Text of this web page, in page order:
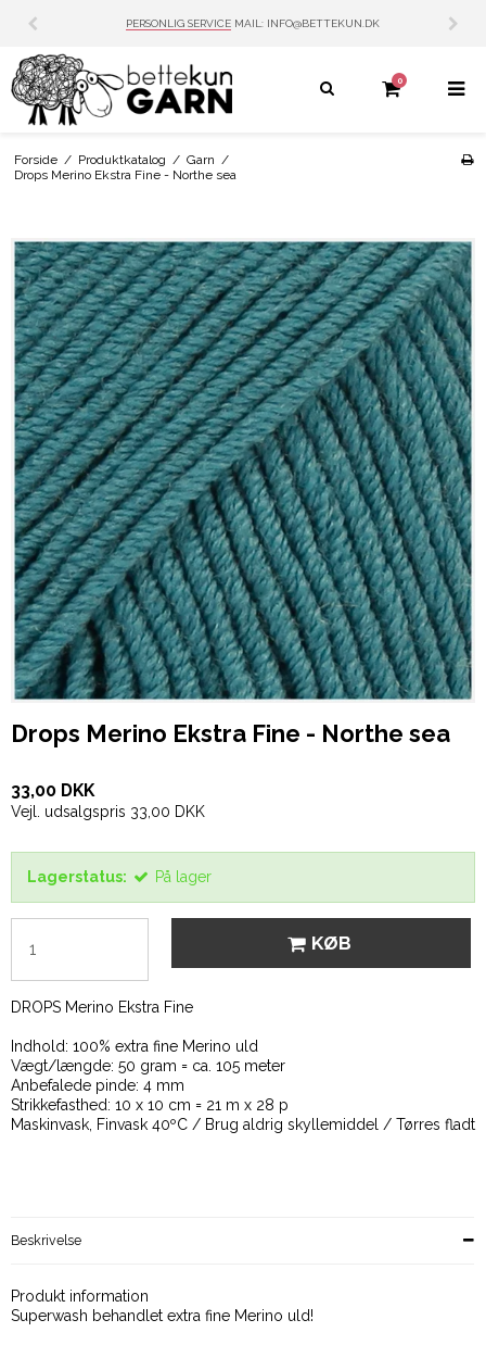
PERSONLIG SERVICE MAIL: INFO@BETTEKUN.DK
0
Forside / Produktkatalog / Garn /
Drops Merino Ekstra Fine - Northe sea
Drops Merino Ekstra Fine - Northe sea
33,00 DKK
Vejl. udsalgspris 33,00 DKK
Lagerstatus: På lager
KØB
DROPS Merino Ekstra Fine
Indhold: 100% extra fine Merino uld
Vægt/længde: 50 gram = ca. 105 meter
Anbefalede pinde: 4 mm
Strikkefasthed: 10 x 10 cm = 21 m x 28 p
Maskinvask, Finvask 40ºC / Brug aldrig skyllemiddel / Tørres fladt
Beskrivelse
Produkt information
Superwash behandlet extra fine Merino uld!